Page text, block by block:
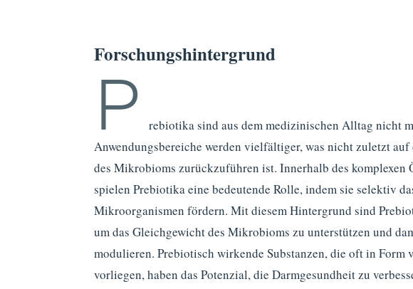
Forschungshintergrund
P
rebiotika sind aus dem medizinischen Alltag nicht
Anwendungsbereiche werden vielfältiger, was nicht zuletzt
des Mikrobioms zurückzuführen ist. Innerhalb des komplexen
spielen Prebiotika eine bedeutende Rolle, indem sie selektiv
Mikroorganismen fördern. Mit diesem Hintergrund sind
um das Gleichgewicht des Mikrobioms zu unterstützen und
modulieren. Prebiotisch wirkende Substanzen, die oft in
vorliegen, haben das Potenzial, die Darmgesundheit zu